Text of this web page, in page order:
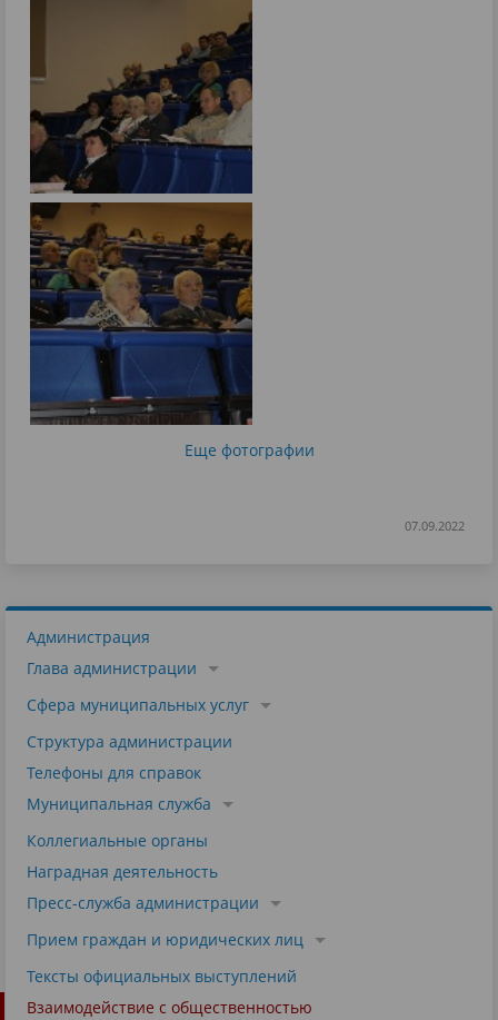
Еще фотографии
07.09.2022
Администрация
Глава администрации
Сфера муниципальных услуг
Структура администрации
Телефоны для справок
Муниципальная служба
Коллегиальные органы
Наградная деятельность
Пресс-служба администрации
Прием граждан и юридических лиц
Тексты официальных выступлений
Взаимодействие с общественностью